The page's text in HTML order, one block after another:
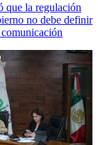
que la regulación
no debe definir